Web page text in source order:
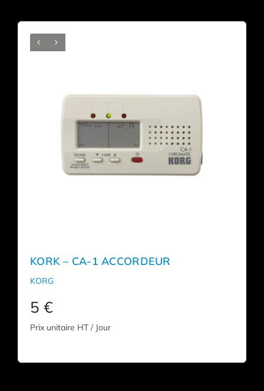
KORK – CA-1 ACCORDEUR
KORG
5 €
Prix unitaire HT / Jour